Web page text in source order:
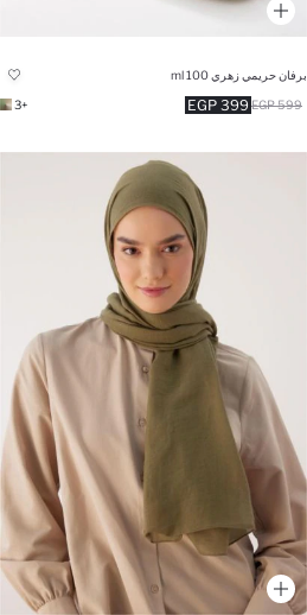
برفان حريمي زهري 100 ml
399 EGP 599 EGP
+3